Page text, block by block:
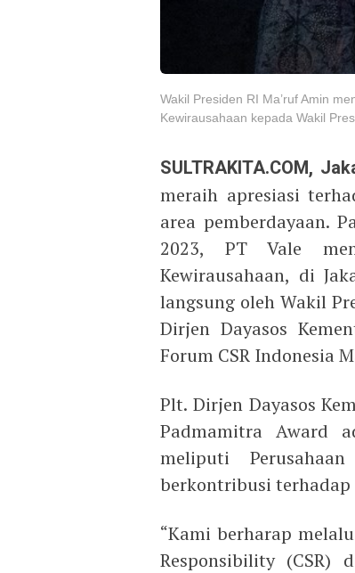
Wakil Presiden RI Ma’ruf Amin
Kewirausahaan kepada Wakil
SULTRAKITA.COM,
meraih apresiasi
area pemberdayaan.
2023, PT Vale
Kewirausahaan, di
langsung oleh Wakil
Dirjen Dayasos
Forum CSR Indonesia
Plt. Dirjen Dayasos
Padmamitra Award
meliputi
berkontribusi terhadap
“Kami berharap
Responsibility